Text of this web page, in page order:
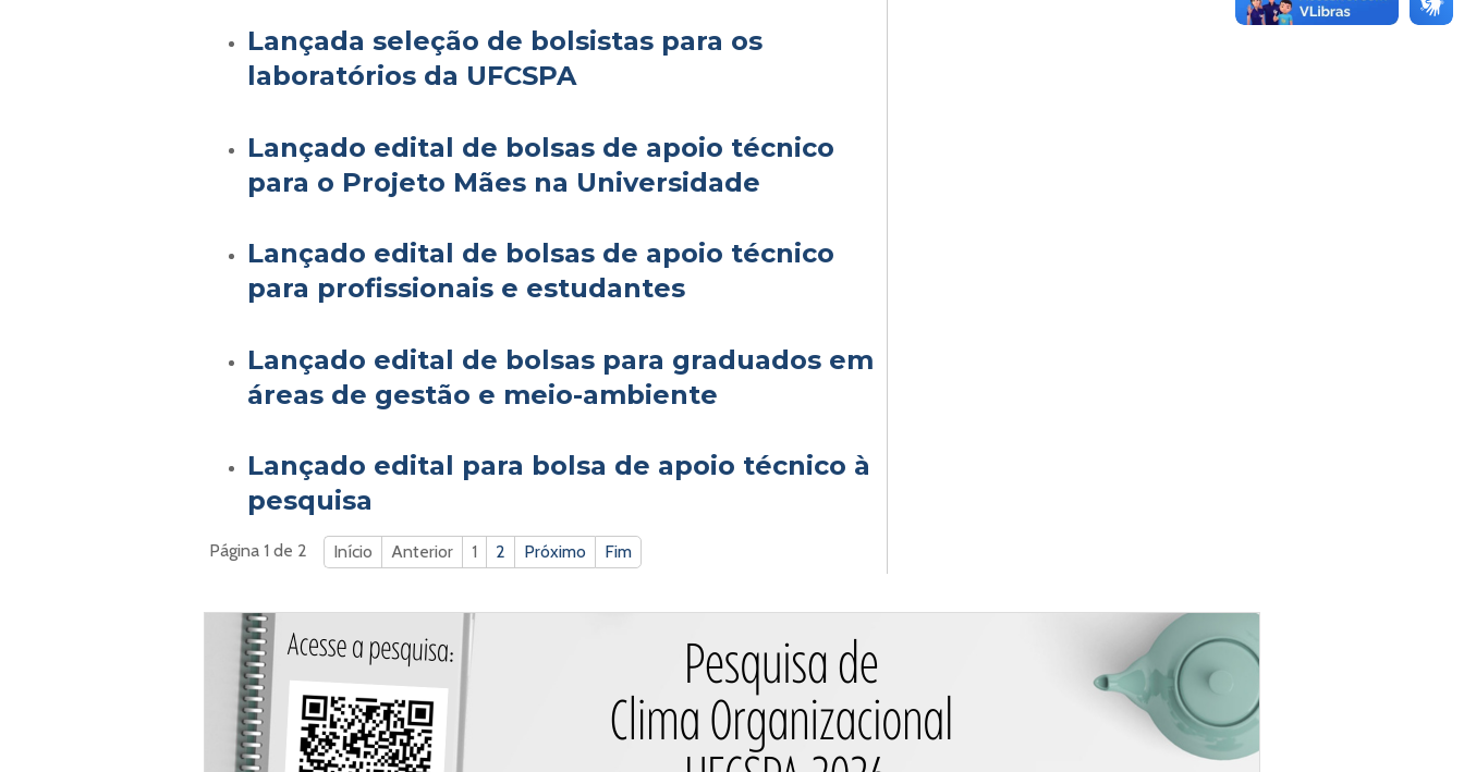
Lançada seleção de bolsistas para os
laboratórios da UFCSPA
Lançado edital de bolsas de apoio técnico
para o Projeto Mães na Universidade
Lançado edital de bolsas de apoio técnico
para profissionais e estudantes
Lançado edital de bolsas para graduados em
áreas de gestão e meio-ambiente
Lançado edital para bolsa de apoio técnico à
pesquisa
Página 1 de 2 Início Anterior 1 2 Próximo Fim